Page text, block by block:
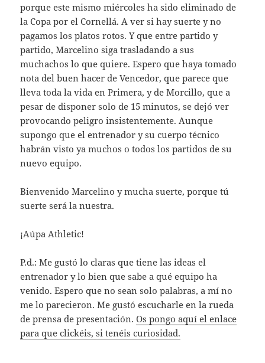
porque este mismo miércoles ha sido eliminado de
la Copa por el Cornellá. A ver si hay suerte y no
pagamos los platos rotos. Y que entre partido y
partido, Marcelino siga trasladando a sus
muchachos lo que quiere. Espero que haya tomado
nota del buen hacer de Vencedor, que parece que
lleva toda la vida en Primera, y de Morcillo, que a
pesar de disponer solo de 15 minutos, se dejó ver
provocando peligro insistentemente. Aunque
supongo que el entrenador y su cuerpo técnico
habrán visto ya muchos o todos los partidos de su
nuevo equipo.
Bienvenido Marcelino y mucha suerte, porque tú
suerte será la nuestra.
¡Aúpa Athletic!
P.d.: Me gustó lo claras que tiene las ideas el
entrenador y lo bien que sabe a qué equipo ha
venido. Espero que no sean solo palabras, a mí no
me lo parecieron. Me gustó escucharle en la rueda
de prensa de presentación.Os pongo aquí el enlace
para que clickéis, si tenéis curiosidad.